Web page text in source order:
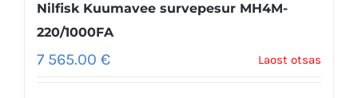
Nilfisk Kuumavee survepesur MH4M-
220/1000FA
7 565.00 € Laost otsas